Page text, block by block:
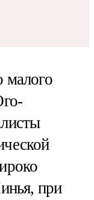
малого
при